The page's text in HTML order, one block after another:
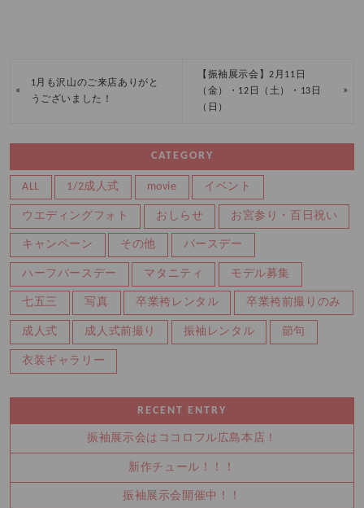
«
1月も沢山のご来店ありがと
うございました！
【振袖展示会】2月11日
（金）・12日（土）・13日
（日）
»
CATEGORY
ALL 1/2成人式 movie イベント
ウエディングフォト おしらせ お宮参り・百日祝い
キャンペーン その他 バースデー
ハーフバースデー マタニティ モデル募集
七五三 写真 卒業袴レンタル 卒業袴前撮りのみ
成人式 成人式前撮り 振袖レンタル 節句
衣装ギャラリー
RECENT ENTRY
振袖展示会はココロフル広島本店！
新作チュール！！！
振袖展示会開催中！！